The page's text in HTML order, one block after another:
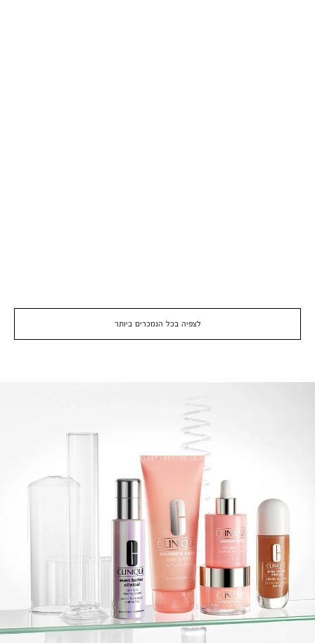
לצפיה בכל הנמכרים ביותר